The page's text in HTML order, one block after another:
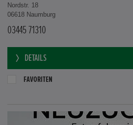
Nordstr. 18
06618 Naumburg
03445 71310
DETAILS
FAVORITEN